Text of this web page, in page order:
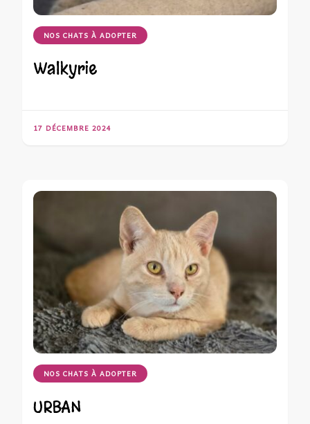
NOS CHATS À ADOPTER
Walkyrie
17 DÉCEMBRE 2024
NOS CHATS À ADOPTER
URBAN